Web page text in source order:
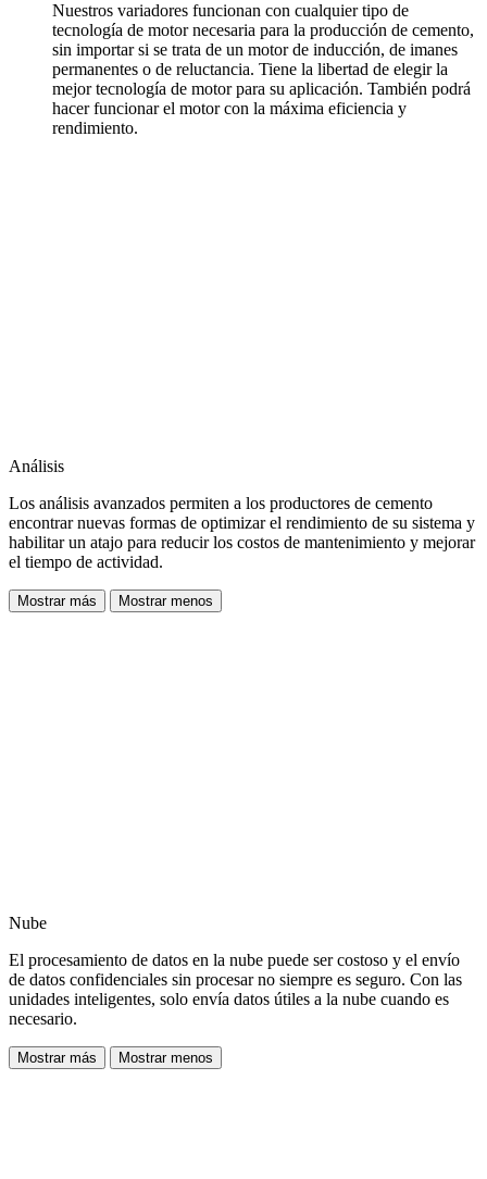
Nuestros variadores funcionan con cualquier tipo de
tecnología de motor necesaria para la producción de cemento,
sin importar si se trata de un motor de inducción, de imanes
permanentes o de reluctancia. Tiene la libertad de elegir la
mejor tecnología de motor para su aplicación. También podrá
hacer funcionar el motor con la máxima eficiencia y
rendimiento.
Análisis
Los análisis avanzados permiten a los productores de cemento
encontrar nuevas formas de optimizar el rendimiento de su sistema y
habilitar un atajo para reducir los costos de mantenimiento y mejorar
el tiempo de actividad.
Mostrar más Mostrar menos
Nube
El procesamiento de datos en la nube puede ser costoso y el envío
de datos confidenciales sin procesar no siempre es seguro. Con las
unidades inteligentes, solo envía datos útiles a la nube cuando es
necesario.
Mostrar más Mostrar menos